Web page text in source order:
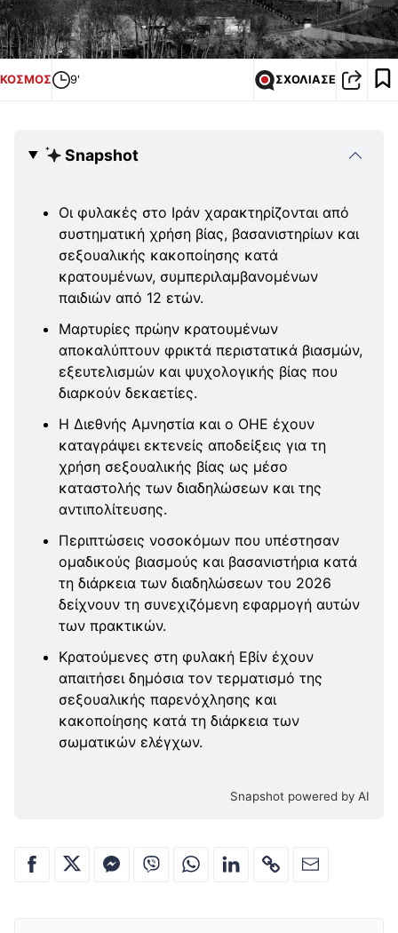
ΚΟΣΜΟΣ 9' ΣΧΟΛΙΑΣΕ
Snapshot
Οι φυλακές στο Ιράν χαρακτηρίζονται από
συστηματική χρήση βίας, βασανιστηρίων και
σεξουαλικής κακοποίησης κατά
κρατουμένων, συμπεριλαμβανομένων
παιδιών από 12 ετών.
Μαρτυρίες πρώην κρατουμένων
αποκαλύπτουν φρικτά περιστατικά βιασμών,
εξευτελισμών και ψυχολογικής βίας που
διαρκούν δεκαετίες.
Η Διεθνής Αμνηστία και ο ΟΗΕ έχουν
καταγράψει εκτενείς αποδείξεις για τη
χρήση σεξουαλικής βίας ως μέσο
καταστολής των διαδηλώσεων και της
αντιπολίτευσης.
Περιπτώσεις νοσοκόμων που υπέστησαν
ομαδικούς βιασμούς και βασανιστήρια κατά
τη διάρκεια των διαδηλώσεων του 2026
δείχνουν τη συνεχιζόμενη εφαρμογή αυτών
των πρακτικών.
Κρατούμενες στη φυλακή Εβίν έχουν
απαιτήσει δημόσια τον τερματισμό της
σεξουαλικής παρενόχλησης και
κακοποίησης κατά τη διάρκεια των
σωματικών ελέγχων.
Snapshot powered by AI